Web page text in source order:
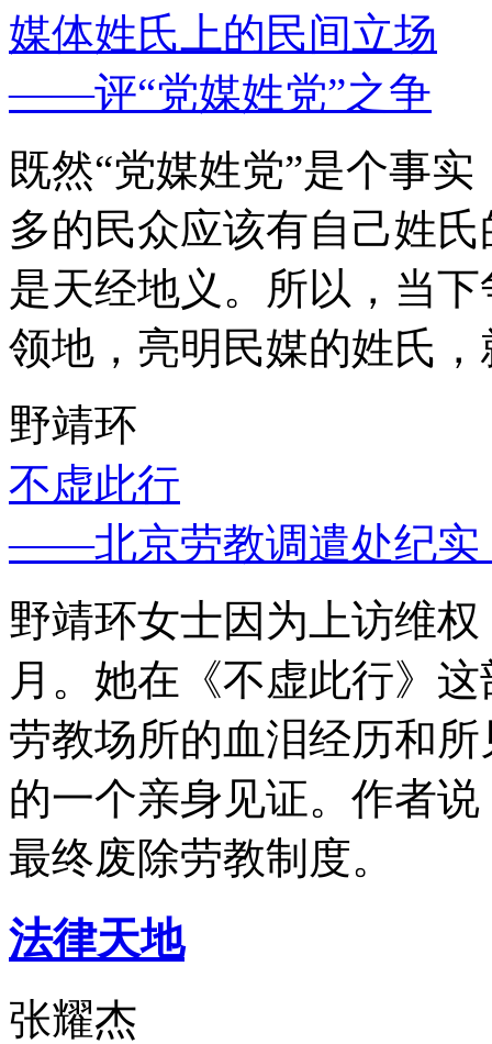
媒体姓氏上的民间立场
——评“党媒姓党”之争
既然“党媒姓党”是个事
多的民众应该有自己姓
是天经地义。所以，当
领地，亮明民媒的姓氏
野靖环
不虚此行
——北京劳教调遣处纪实
野靖环女士因为上访维
月。她在《不虚此行》
劳教场所的血泪经历和
的一个亲身见证。作者
最终废除劳教制度。
法律天地
张耀杰